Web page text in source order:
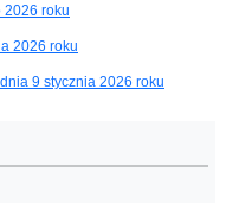
2026 roku
2026 roku
9 stycznia 2026 roku